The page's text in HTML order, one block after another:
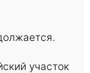
участок